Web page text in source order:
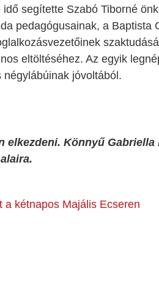
idő segítette Szabó Tiborné
pedagógusainak, a Baptista
eltöltéséhez. Az egyik
négylábúinak jóvoltából.
elkezdeni. Könnyű
a kétnapos Majális Ecseren